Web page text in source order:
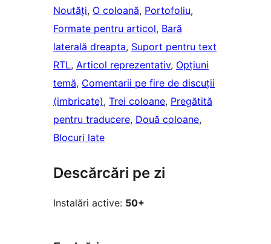
Noutăți, O coloană, Portofoliu
Formate pentru articol, Bară
laterală dreapta, Suport pentru text
RTL, Articol reprezentativ, Opțiuni
temă, Comentarii pe fire de discuții
(imbricate), Trei coloane, Pregătită
pentru traducere, Două coloane
Blocuri late
Descărcări pe zi
Instalări active: 50+